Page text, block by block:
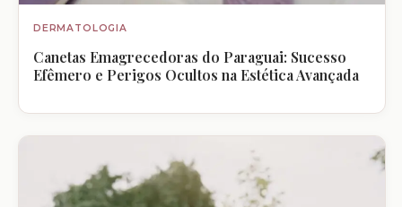
DERMATOLOGIA
Canetas Emagrecedoras do Paraguai: Sucesso
Efêmero e Perigos Ocultos na Estética Avançada